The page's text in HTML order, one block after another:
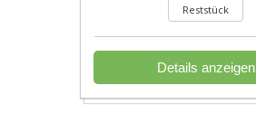
Reststück
Details anzeigen